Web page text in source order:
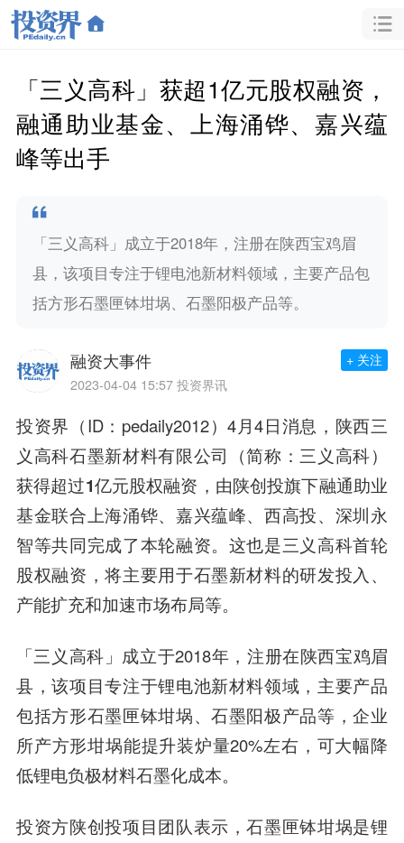
「三义高科」获超1亿元股权融资，
融通助业基金、上海涌铧、嘉兴蕴
峰等出手
「三义高科」成立于2018年，注册在陕西宝鸡眉
县，该项目专注于锂电池新材料领域，主要产品包
括方形石墨匣钵坩埚、石墨阳极产品等。
融资大事件
2023-04-04 15:57 投资界讯
+ 关注
投资界（ID：pedaily2012）4月4日消息，陕西三
义高科石墨新材料有限公司（简称：三义高科）
获得超过1亿元股权融资 ，由陕创投旗下融通助业
基金联合上海涌铧、嘉兴蕴峰、西高投、深圳永
智等共同完成了本轮融资。这也是三义高科首轮
股权融资，将主要用于石墨新材料的研发投入、
产能扩充和加速市场布局等。
「三义高科」成立于2018年，注册在陕西宝鸡眉
县，该项目专注于锂电池新材料领域，主要产品
包括方形石墨匣钵坩埚、石墨阳极产品等，企业
所产方形坩埚能提升装炉量20%左右，可大幅降
低锂电负极材料石墨化成本。
投资方陕创投项目团队表示，石墨匣钵坩埚是锂